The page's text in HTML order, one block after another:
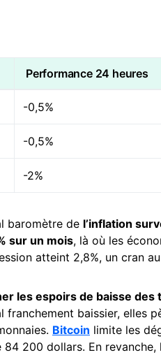
Performance 24 heures
-0,5%
-0,5%
-2%
baromètre de l’inflation
sur un mois, là où les
atteint 2,8%, un cran
les espoirs de baisse des
franchement baissier, elles
Bitcoin limite les
84 200 dollars. En revanche,